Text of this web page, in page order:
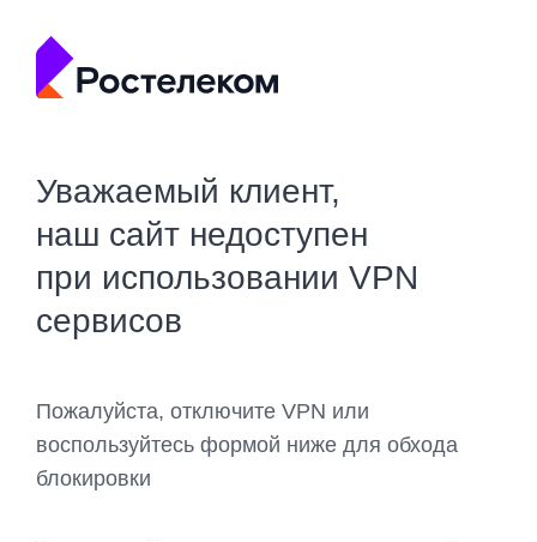
Уважаемый клиент,
наш сайт недоступен
при использовании VPN
сервисов
Пожалуйста, отключите VPN или
воспользуйтесь формой ниже для обхода
блокировки